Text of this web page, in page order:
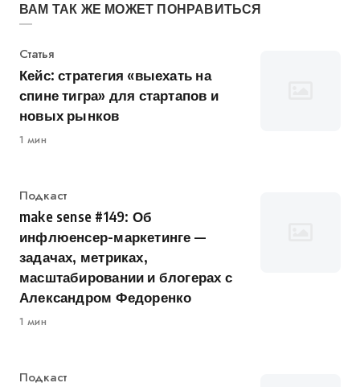
ВАМ ТАК ЖЕ МОЖЕТ ПОНРАВИТЬСЯ
Категория
Статья
Кейс: стратегия «выехать на
спине тигра» для стартапов и
новых рынков
1 мин
Категория
Подкаст
make sense #149: Об
инфлюенсер-маркетинге —
задачах, метриках,
масштабировании и блогерах с
Александром Федоренко
1 мин
Категория
Подкаст